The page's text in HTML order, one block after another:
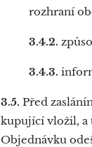
rozhraní
3.4.2.
3.4.3.
3.5. Před
kupující vložil, a
Objednávku